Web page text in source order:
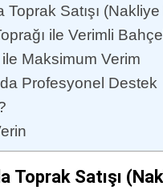
Satışı
ile Verimli
Maksimum Verim
Profesyonel Destek
Toprak Satışı